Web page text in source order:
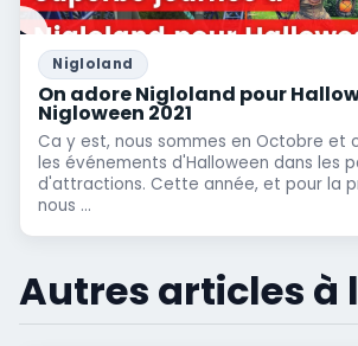
Nigloland
On adore Nigloland pour
Nigloween 2021
Ca y est, nous sommes en Octobre et
les événements d'Halloween dans les
d'attractions. Cette année, et pour la
nous ...
Autres articles à